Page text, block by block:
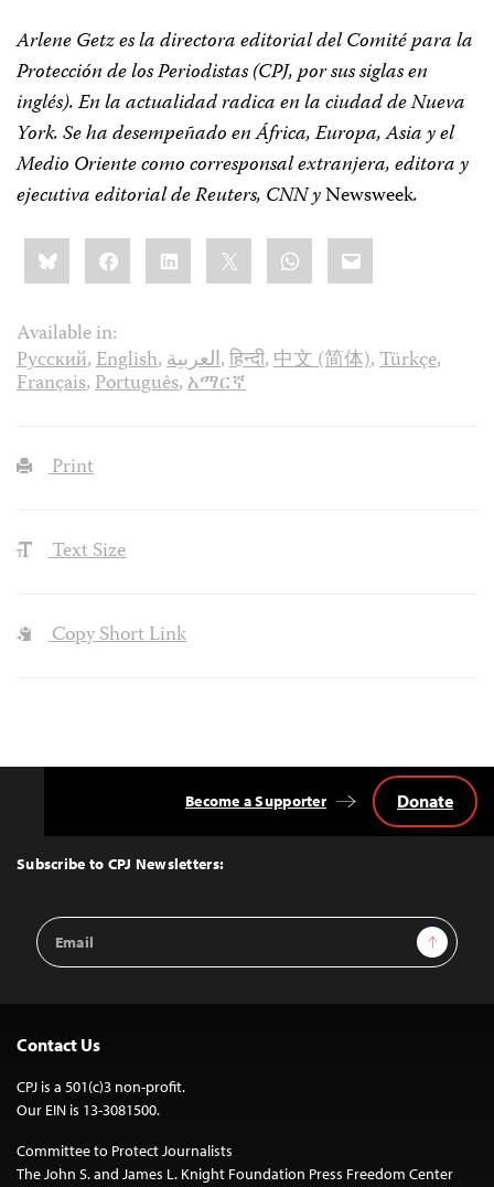
Arlene Getz es la directora editorial del Comité para la
Protección de los Periodistas (CPJ, por sus siglas en
inglés). En la actualidad radica en la ciudad de Nueva
York. Se ha desempeñado en África, Europa, Asia y el
Medio Oriente como corresponsal extranjera, editora y
ejecutiva editorial de Reuters, CNN yNewsweek.
Share
this:BlueskyFacebookLinkedIn WhatsApp
Email
Available in:
Русский,English,العربية,हिन्दी,中文 (简体),Türkçe,
Français,Português,አማርኛ
Print
Text Size
Copy Short Link
Top
Subscribe to CPJ Newsletters:
Email
Address
Sign Up
Become a Supporter Donate
Contact Us
CPJ is a 501(c)3 non-profit.
Our EIN is 13-3081500.
Committee to Protect Journalists
The John S. and James L. Knight Foundation Press Freedom Center